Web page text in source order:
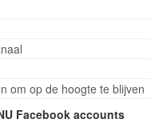
om op de hoogte te blijven
Facebook accounts